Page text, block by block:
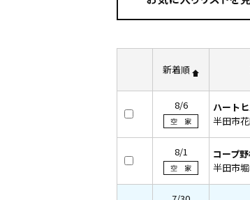
新着順
8/6
ハート
半田市
8/1
コープ
半田市